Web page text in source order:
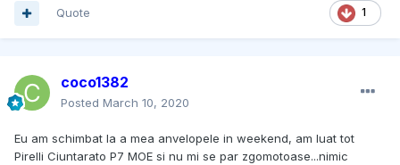
1
Quote
coco1382
Posted March 10, 2020
Eu am schimbat la a mea anvelopele in weekend, am luat tot
Pirelli Ciuntarato P7 MOE si nu mi se par zgomotoase...nimic